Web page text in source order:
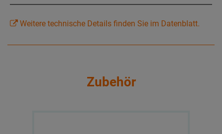
Weitere technische Details finden Sie im Datenblatt.
Zubehör